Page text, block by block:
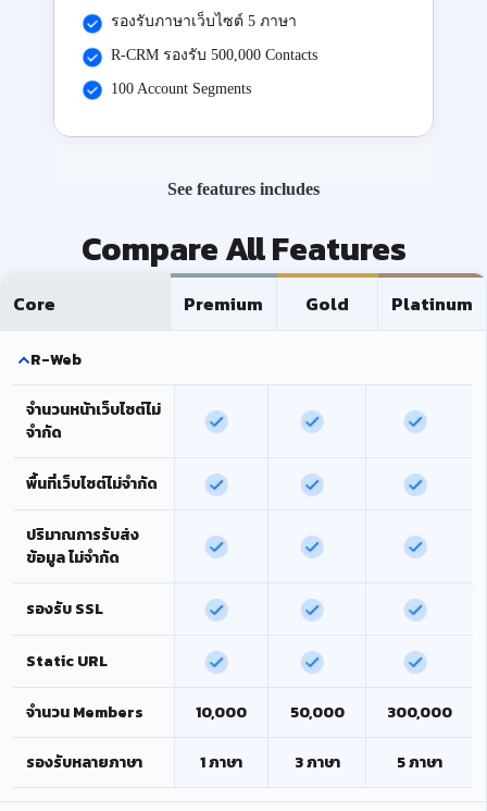
รองรับภาษาเว็บไซต์ 5 ภาษา
R-CRM รองรับ 500,000 Contacts
100 Account Segments
See features includes
Compare All Features
Core Premium Gold Platinum
R-Web
จำนวนหน้าเว็บไซต์ไม่
จำกัด
พื้นที่เว็บไซต์ไม่จำกัด
ปริมาณการรับส่ง
ข้อมูล ไม่จำกัด
รองรับ SSL
Static URL
จำนวน Members 10,000 50,000 300,000
รองรับหลายภาษา 1 ภาษา 3 ภาษา 5 ภาษา